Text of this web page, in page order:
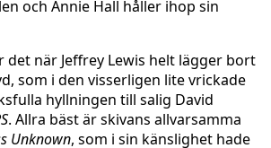
och Annie Hall håller ihop sin
när Jeffrey Lewis helt lägger bort
som i den visserligen lite vrickade
hyllningen till salig David
. Allra bäst är skivans allvarsamma
Unknown, som i sin känslighet hade